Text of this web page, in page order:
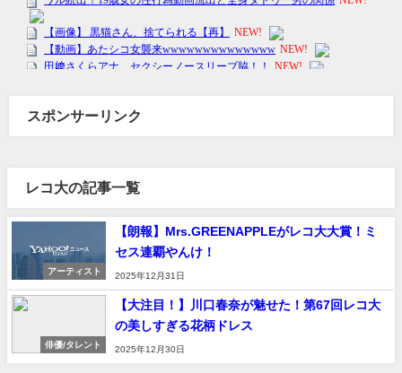
スポンサーリンク
レコ大の記事一覧
アーティスト
【朗報】Mrs.GREENAPPLEがレコ大大賞！ミ
セス連覇やんけ！
2025年12月31日
俳優/タレント
【大注目！】川口春奈が魅せた！第67回レコ大
の美しすぎる花柄ドレス
2025年12月30日